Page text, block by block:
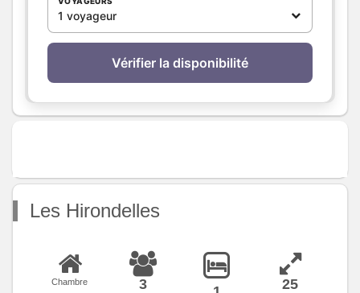
Autres
Terrasse
Media
Télévision
Wifi
Exterieur
Abri couvert
Cour commune
Terrain clos commun
Divers
1 voyageur
Vérifier la disponibilité
Les Hirondelles
Chambre 3 25